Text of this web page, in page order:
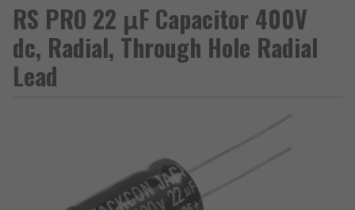
RS PRO 22 μF Capacitor 400V
dc, Radial, Through Hole Radial
Lead